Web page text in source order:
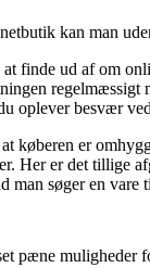
kan man
finde ud af om
regelmæssigt
oplever besvær
køberen er
Her er det tillige
man søger en vare
pæne muligheder